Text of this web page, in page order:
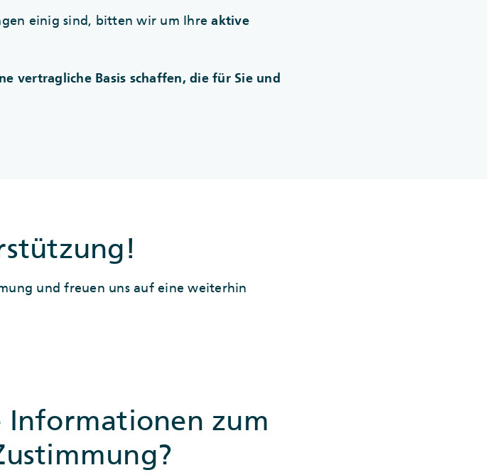
einig sind, bitten wir um Ihreaktive
vertragliche Basis schaffen, die für Sie und
und freuen uns auf eine weiterhin
Informationen zum